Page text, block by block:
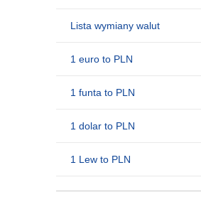
Lista wymiany walut
1 euro to PLN
1 funta to PLN
1 dolar to PLN
1 Lew to PLN